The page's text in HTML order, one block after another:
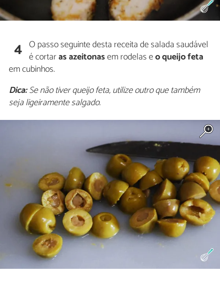
4 O passo seguinte desta receita de salada saudável
é cortaras azeitonasem rodelas eo queijo feta
em cubinhos.
Dica:Se não tiver queijo feta, utilize outro que também
seja ligeiramente salgado.